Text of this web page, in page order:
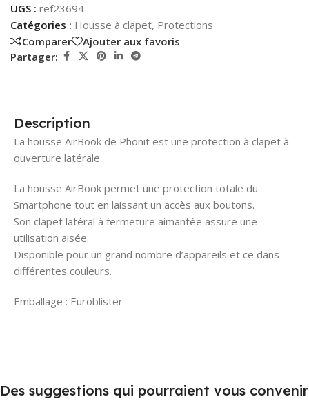
UGS : ref23694
Catégories : Housse à clapet, Protections
Comparer
Ajouter aux favoris
Partager:
Description
La housse AirBook de Phonit est une protection à clapet à
ouverture latérale.
La housse AirBook permet une protection totale du
Smartphone tout en laissant un accès aux boutons.
Son clapet latéral à fermeture aimantée assure une
utilisation aisée.
Disponible pour un grand nombre d’appareils et ce dans
différentes couleurs.
Emballage : Euroblister
Des suggestions qui pourraient vous convenir